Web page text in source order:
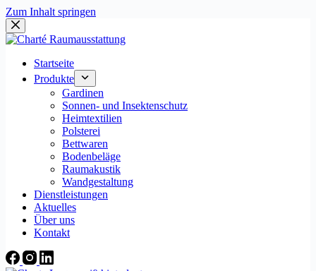
Zum Inhalt springen
Startseite
Produkte
Gardinen
Sonnen- und Insektenschutz
Heimtextilien
Polsterei
Bettwaren
Bodenbeläge
Raumakustik
Wandgestaltung
Dienstleistungen
Aktuelles
Über uns
Kontakt